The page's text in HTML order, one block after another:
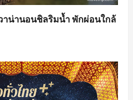
าน่านอนชิลริมน้ำ พักผ่อนใกล้